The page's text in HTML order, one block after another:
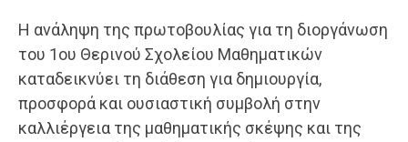
Η ανάληψη της πρωτοβουλίας για τη διοργάνωση
του 1ου Θερινού Σχολείου Μαθηματικών
καταδεικνύει τη διάθεση για δημιουργία,
προσφορά και ουσιαστική συμβολή στην
καλλιέργεια της μαθηματικής σκέψης και της